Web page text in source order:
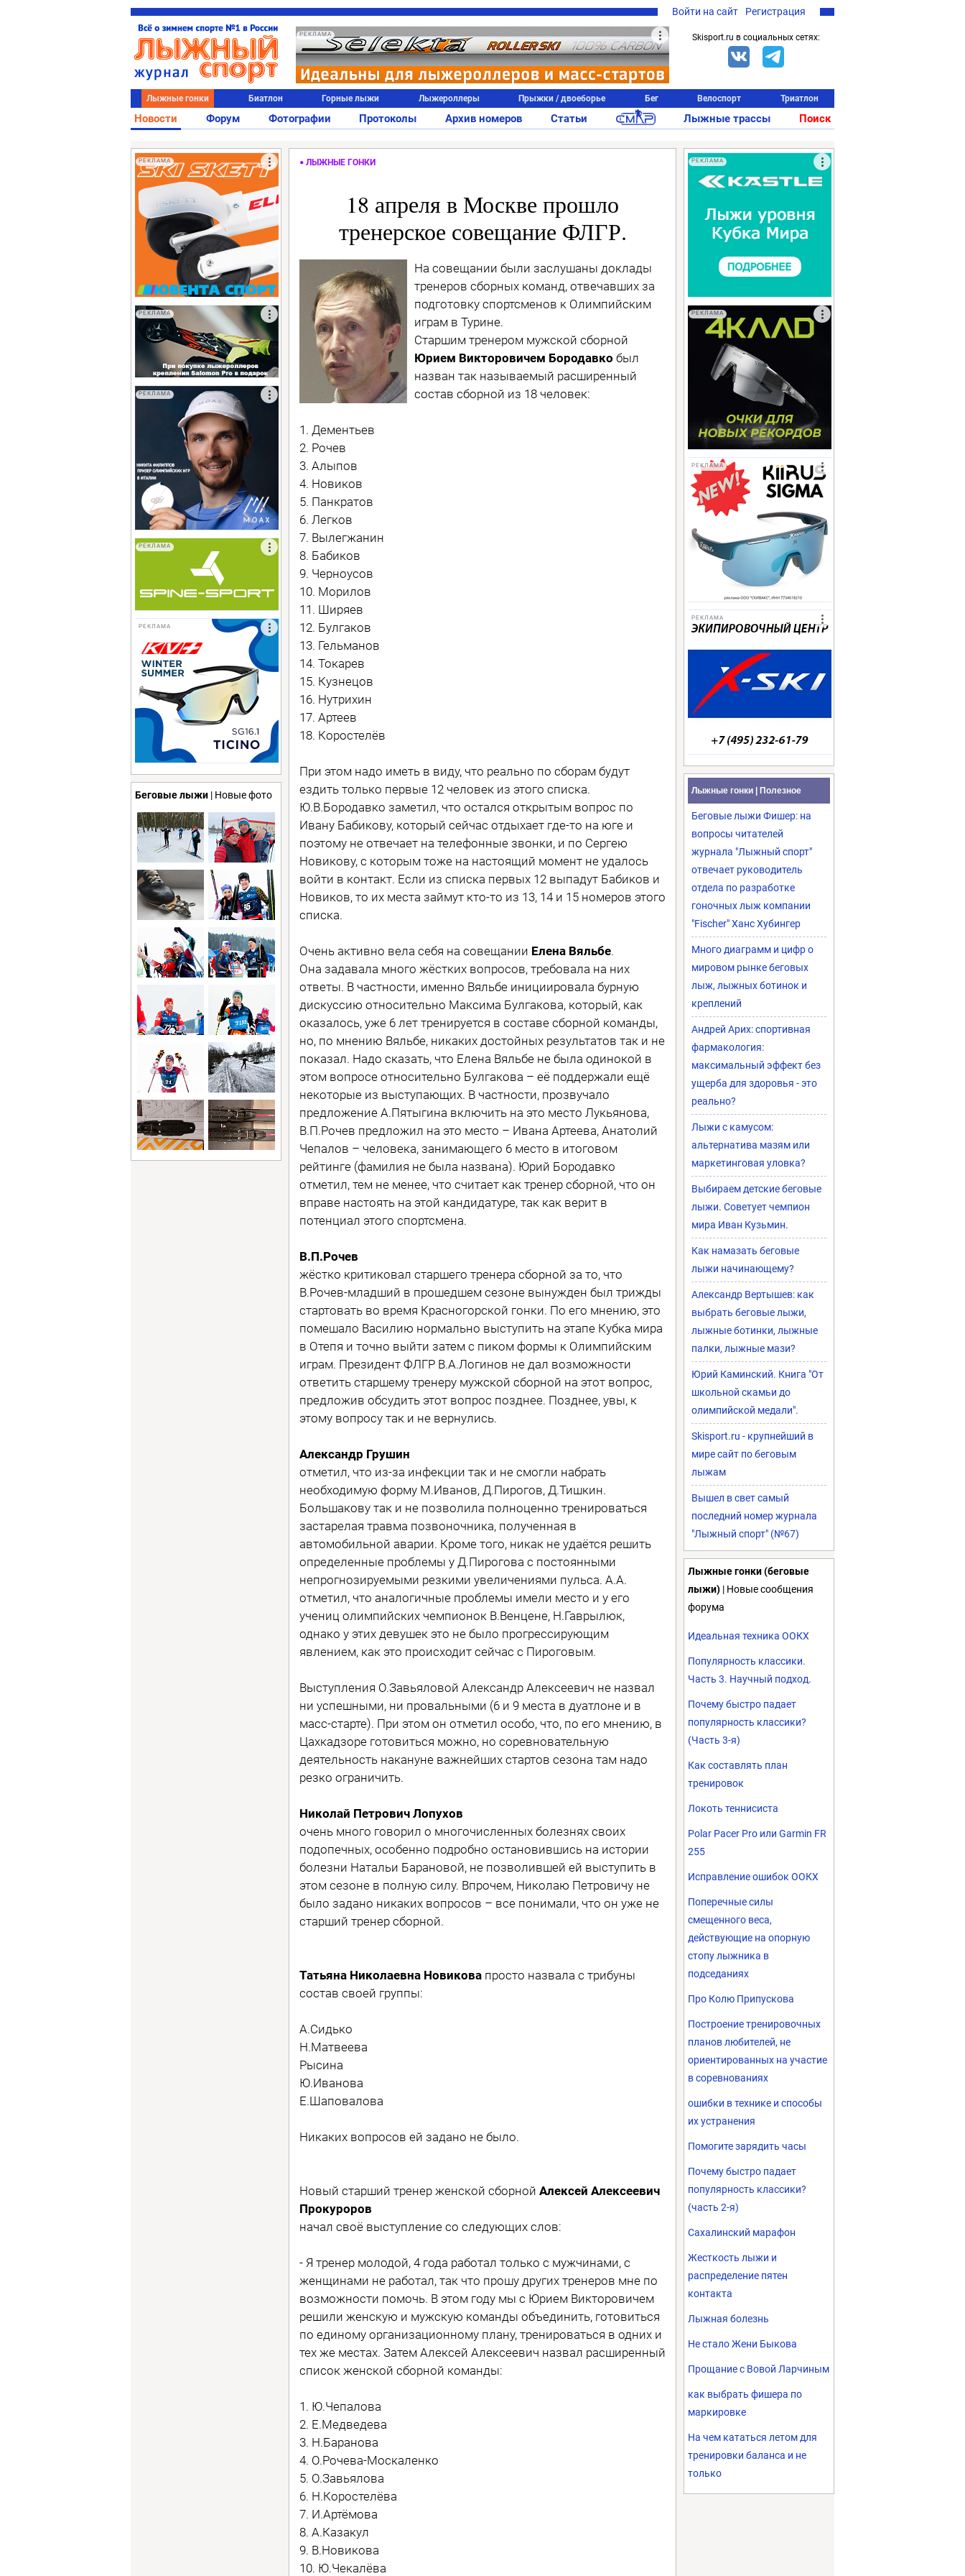
Войти на сайт Регистрация
РЕКЛАМА Skisport.ru в социальных сетях:
Лыжные гонки Биатлон Горные лыжи Лыжероллеры Прыжки / двоеборье Бег Велоспорт Триатлон
Новости Форум Фотографии Протоколы Архив номеров Статьи Лыжные трассы Поиск
РЕКЛАМА
РЕКЛАМА
РЕКЛАМА
РЕКЛАМА
РЕКЛАМА
Беговые лыжи | Новые фото
ЛЫЖНЫЕ ГОНКИ
18 апреля в Москве прошло
тренерское совещание ФЛГР.
На совещании были заслушаны доклады
тренеров сборных команд, отвечавших за
подготовку спортсменов к Олимпийским
играм в Турине.
Старшим тренером мужской сборной
Юрием Викторовичем Бородавко был
назван так называемый расширенный
состав сборной из 18 человек:
1. Дементьев
2. Рочев
3. Алыпов
4. Новиков
5. Панкратов
6. Легков
7. Вылегжанин
8. Бабиков
9. Черноусов
10. Морилов
11. Ширяев
12. Булгаков
13. Гельманов
14. Токарев
15. Кузнецов
16. Нутрихин
17. Артеев
18. Коростелёв
При этом надо иметь в виду, что реально по сборам будут
ездить только первые 12 человек из этого списка.
Ю.В.Бородавко заметил, что остался открытым вопрос по
Ивану Бабикову, который сейчас отдыхает где-то на юге и
поэтому не отвечает на телефонные звонки, и по Сергею
Новикову, с которым тоже на настоящий момент не удалось
войти в контакт. Если из списка первых 12 выпадут Бабиков и
Новиков, то их места займут кто-то из 13, 14 и 15 номеров этого
списка.
Очень активно вела себя на совещании Елена Вяльбе.
Она задавала много жёстких вопросов, требовала на них
ответы. В частности, именно Вяльбе инициировала бурную
дискуссию относительно Максима Булгакова, который, как
оказалось, уже 6 лет тренируется в составе сборной команды,
но, по мнению Вяльбе, никаких достойных результатов так и не
показал. Надо сказать, что Елена Вяльбе не была одинокой в
этом вопросе относительно Булгакова – её поддержали ещё
некоторые из выступающих. В частности, прозвучало
предложение А.Пятыгина включить на это место Лукьянова,
В.П.Рочев предложил на это место – Ивана Артеева, Анатолий
Чепалов – человека, занимающего 6 место в итоговом
рейтинге (фамилия не была названа). Юрий Бородавко
отметил, тем не менее, что считает как тренер сборной, что он
вправе настоять на этой кандидатуре, так как верит в
потенциал этого спортсмена.
В.П.Рочев
жёстко критиковал старшего тренера сборной за то, что
В.Рочев-младший в прошедшем сезоне вынужден был трижды
стартовать во время Красногорской гонки. По его мнению, это
помешало Василию нормально выступить на этапе Кубка мира
в Отепя и точно выйти затем с пиком формы к Олимпийским
играм. Президент ФЛГР В.А.Логинов не дал возможности
ответить старшему тренеру мужской сборной на этот вопрос,
предложив обсудить этот вопрос позднее. Позднее, увы, к
этому вопросу так и не вернулись.
Александр Грушин
отметил, что из-за инфекции так и не смогли набрать
необходимую форму М.Иванов, Д.Пирогов, Д.Тишкин.
Большакову так и не позволила полноценно тренироваться
застарелая травма позвоночника, полученная в
автомобильной аварии. Кроме того, никак не удаётся решить
определенные проблемы у Д.Пирогова с постоянными
непрогнозируемыми резкими увеличениями пульса. А.А.
отметил, что аналогичные проблемы имели место и у его
учениц олимпийских чемпионок В.Венцене, Н.Гаврылюк,
однако у этих девушек это не было прогрессирующим
явлением, как это происходит сейчас с Пироговым.
Выступления О.Завьяловой Александр Алексеевич не назвал
ни успешными, ни провальными (6 и 9 места в дуатлоне и в
масс-старте). При этом он отметил особо, что, по его мнению, в
Цахкадзоре готовиться можно, но соревновательную
деятельность накануне важнейших стартов сезона там надо
резко ограничить.
Николай Петрович Лопухов
очень много говорил о многочисленных болезнях своих
подопечных, особенно подробно остановившись на истории
болезни Натальи Барановой, не позволившей ей выступить в
этом сезоне в полную силу. Впрочем, Николаю Петровичу не
было задано никаких вопросов – все понимали, что он уже не
старший тренер сборной.
Татьяна Николаевна Новикова просто назвала с трибуны
состав своей группы:
А.Сидько
Н.Матвеева
Рысина
Ю.Иванова
Е.Шаповалова
Никаких вопросов ей задано не было.
Новый старший тренер женской сборной Алексей Алексеевич
Прокуроров
начал своё выступление со следующих слов:
- Я тренер молодой, 4 года работал только с мужчинами, с
женщинами не работал, так что прошу других тренеров мне по
возможности помочь. В этом году мы с Юрием Викторовичем
решили женскую и мужскую команды объединить, готовиться
по единому организационному плану, тренироваться в одних и
тех же местах. Затем Алексей Алексеевич назвал расширенный
список женской сборной команды:
1. Ю.Чепалова
2. Е.Медведева
3. Н.Баранова
4. О.Рочева-Москаленко
5. О.Завьялова
6. Н.Коростелёва
7. И.Артёмова
8. А.Казакул
9. В.Новикова
10. Ю.Чекалёва
РЕКЛАМА
РЕКЛАМА
РЕКЛАМА
РЕКЛАМА
Лыжные гонки | Полезное
Беговые лыжи Фишер: на
вопросы читателей
журнала "Лыжный спорт"
отвечает руководитель
отдела по разработке
гоночных лыж компании
"Fischer" Ханс Хубингер
Много диаграмм и цифр о
мировом рынке беговых
лыж, лыжных ботинок и
креплений
Андрей Арих: спортивная
фармакология:
максимальный эффект без
ущерба для здоровья - это
реально?
Лыжи с камусом:
альтернатива мазям или
маркетинговая уловка?
Выбираем детские беговые
лыжи. Советует чемпион
мира Иван Кузьмин.
Как намазать беговые
лыжи начинающему?
Александр Вертышев: как
выбрать беговые лыжи,
лыжные ботинки, лыжные
палки, лыжные мази?
Юрий Каминский. Книга "От
школьной скамьи до
олимпийской медали".
Skisport.ru - крупнейший в
мире сайт по беговым
лыжам
Вышел в свет самый
последний номер журнала
"Лыжный спорт" (№67)
Лыжные гонки (беговые
лыжи) | Новые сообщения
форума
Идеальная техника ООКХ
Популярность классики.
Часть 3. Научный подход.
Почему быстро падает
популярность классики?
(Часть 3-я)
Как составлять план
тренировок
Локоть теннисиста
Polar Pacer Pro или Garmin FR
255
Исправление ошибок ООКХ
Поперечные силы
смещенного веса,
действующие на опорную
стопу лыжника в
подседаниях
Про Колю Припускова
Построение тренировочных
планов любителей, не
ориентированных на участие
в соревнованиях
ошибки в технике и способы
их устранения
Помогите зарядить часы
Почему быстро падает
популярность классики?
(часть 2-я)
Сахалинский марафон
Жесткость лыжи и
распределение пятен
контакта
Лыжная болезнь
Не стало Жени Быкова
Прощание с Вовой Ларчиным
как выбрать фишера по
маркировке
На чем кататься летом для
тренировки баланса и не
только